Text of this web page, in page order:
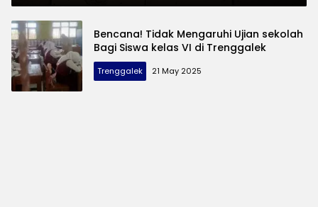
Bencana! Tidak Mengaruhi Ujian sekolah
Bagi Siswa kelas VI di Trenggalek
Trenggalek 21 May 2025